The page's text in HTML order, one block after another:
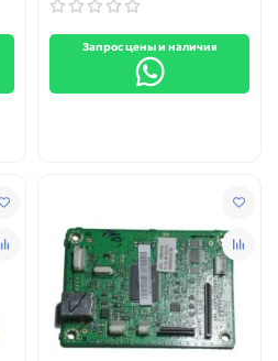
Запрос цены и наличия